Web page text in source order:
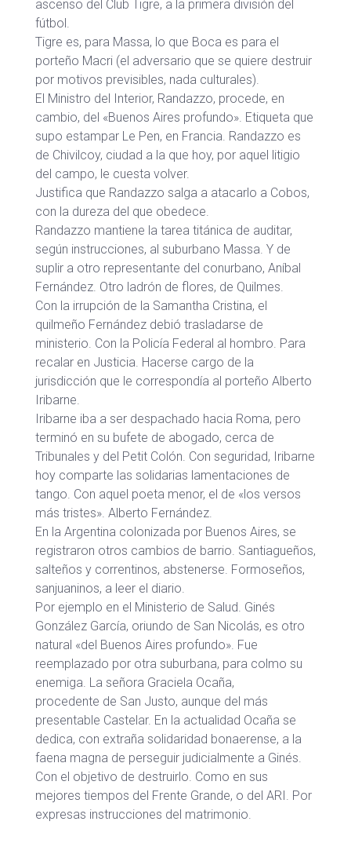
ascenso del Club Tigre, a la primera división del
fútbol.
Tigre es, para Massa, lo que Boca es para el
porteño Macri (el adversario que se quiere destruir
por motivos previsibles, nada culturales).
El Ministro del Interior, Randazzo, procede, en
cambio, del «Buenos Aires profundo». Etiqueta que
supo estampar Le Pen, en Francia. Randazzo es
de Chivilcoy, ciudad a la que hoy, por aquel litigio
del campo, le cuesta volver.
Justifica que Randazzo salga a atacarlo a Cobos,
con la dureza del que obedece.
Randazzo mantiene la tarea titánica de auditar,
según instrucciones, al suburbano Massa. Y de
suplir a otro representante del conurbano, Aníbal
Fernández. Otro ladrón de flores, de Quilmes.
Con la irrupción de la Samantha Cristina, el
quilmeño Fernández debió trasladarse de
ministerio. Con la Policía Federal al hombro. Para
recalar en Justicia. Hacerse cargo de la
jurisdicción que le correspondía al porteño Alberto
Iribarne.
Iribarne iba a ser despachado hacia Roma, pero
terminó en su bufete de abogado, cerca de
Tribunales y del Petit Colón. Con seguridad, Iribarne
hoy comparte las solidarias lamentaciones de
tango. Con aquel poeta menor, el de «los versos
más tristes». Alberto Fernández.
En la Argentina colonizada por Buenos Aires, se
registraron otros cambios de barrio. Santiagueños,
salteños y correntinos, abstenerse. Formoseños,
sanjuaninos, a leer el diario.
Por ejemplo en el Ministerio de Salud. Ginés
González García, oriundo de San Nicolás, es otro
natural «del Buenos Aires profundo». Fue
reemplazado por otra suburbana, para colmo su
enemiga. La señora Graciela Ocaña,
procedente de San Justo, aunque del más
presentable Castelar. En la actualidad Ocaña se
dedica, con extraña solidaridad bonaerense, a la
faena magna de perseguir judicialmente a Ginés.
Con el objetivo de destruirlo. Como en sus
mejores tiempos del Frente Grande, o del ARI. Por
expresas instrucciones del matrimonio.